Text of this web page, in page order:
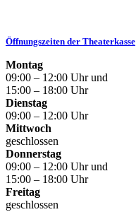
Öffnungszeiten der Theaterkasse
Montag
09:00 – 12:00 Uhr und
15:00 – 18:00 Uhr
Dienstag
09:00 – 12:00 Uhr
Mittwoch
geschlossen
Donnerstag
09:00 – 12:00 Uhr und
15:00 – 18:00 Uhr
Freitag
geschlossen